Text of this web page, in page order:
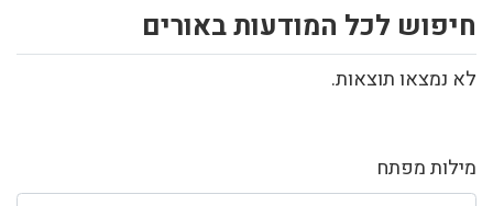
מילות מפתח
חיפוש לכל המודעות באורים
לא נמצאו תוצאות.